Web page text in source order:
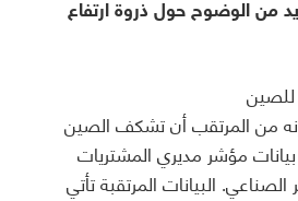
من الوضوح حول ذروة ارتفاع
للصين
من المرتقب أن تشكف الصين
عن بيانات مؤشر مديري المشتريات
البيانات المرتقبة تأتي